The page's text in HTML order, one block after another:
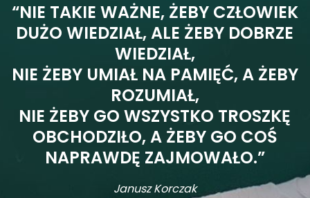
“NIE TAKIE WAŻNE, ŻEBY CZŁOWIEK
DUŻO WIEDZIAŁ, ALE ŻEBY DOBRZE
WIEDZIAŁ,
NIE ŻEBY UMIAŁ NA PAMIĘĆ, A ŻEBY
ROZUMIAŁ,
NIE ŻEBY GO WSZYSTKO TROSZKĘ
OBCHODZIŁO, A ŻEBY GO COŚ
NAPRAWDĘ ZAJMOWAŁO.”
Janusz Korczak